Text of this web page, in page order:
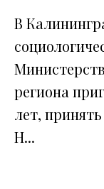
В
региона
лет,
Н...